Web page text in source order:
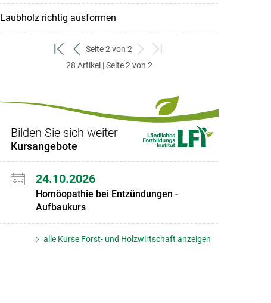
Laubholz richtig ausformen
zum
ersten
zurück
zum
Seite 2 von 2
weiter
zum
zum
28 Artikel | Seite 2 von 2
Bilden Sie sich weiter
Kursangebote
24.10.2026
Homöopathie bei Entzündungen -
Aufbaukurs
alle Kurse Forst- und Holzwirtschaft anzeigen